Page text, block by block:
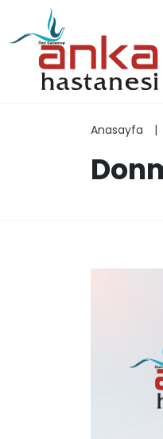
Anasayfa |